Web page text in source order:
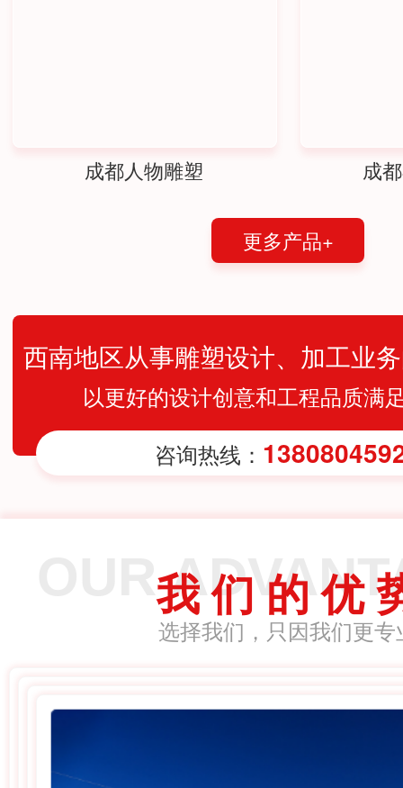
成都人物雕塑 成
更多产品+
西南地区从事雕塑设计、加工业
以更好的设计创意和工程品质满
咨询热线：
OUR我 们 的 优
选择我们，只因我们更专